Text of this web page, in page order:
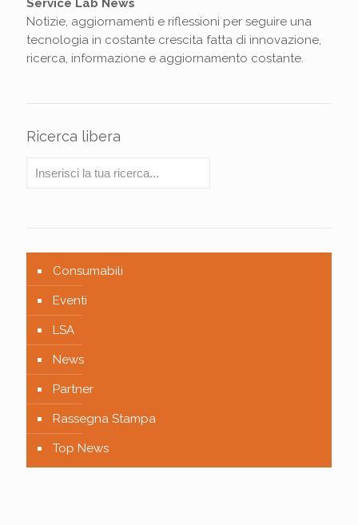
Service Lab News
Notizie, aggiornamenti e riflessioni per seguire una
tecnologia in costante crescita fatta di innovazione,
ricerca, informazione e aggiornamento costante.
Ricerca libera
Consumabili
Eventi
LSA
News
Partner
Rassegna Stampa
Top News